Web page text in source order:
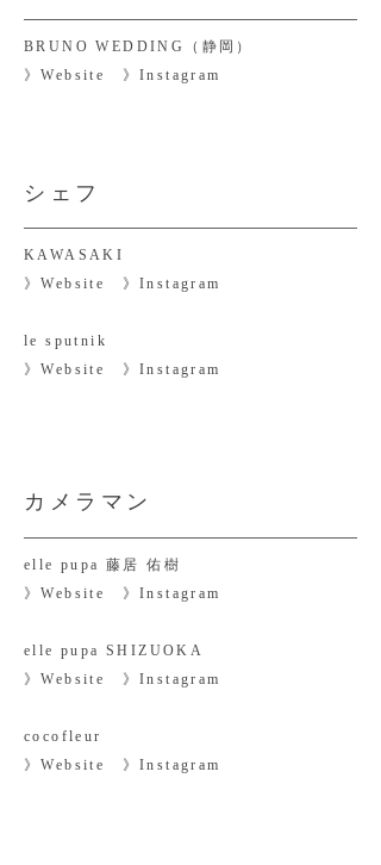
BRUNO WEDDING（静岡）
》Website ​》Instagram
シェフ
KAWASAKI
》Website ​》Instagram
le sputnik
》Website ​》Instagram
カメラマン
elle pupa 藤居 佑樹
》Website ​》Instagram
elle pupa SHIZUOKA
》Website ​》Instagram
cocofleur
》Website ​》Instagram